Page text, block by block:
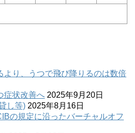
より、うつで飛び降りるのは数倍
症状改善へ 2025年9月20日
し等) 2025年8月16日
の規定に沿ったバーチャルオフ